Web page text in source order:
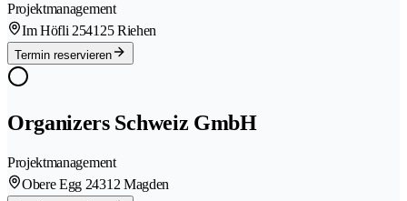
Projektmanagement
Im Höfli 254125 Riehen
Termin reservieren
Organizers Schweiz GmbH
Projektmanagement
Obere Egg 24312 Magden